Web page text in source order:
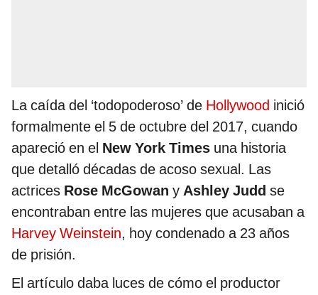
La caída del ‘todopoderoso’ de Hollywood inició
formalmente el 5 de octubre del 2017, cuando
apareció en el New York Times una historia
que detalló décadas de acoso sexual. Las
actrices Rose McGowan y Ashley Judd se
encontraban entre las mujeres que acusaban a
Harvey Weinstein, hoy condenado a 23 años
de prisión.
El artículo daba luces de cómo el productor